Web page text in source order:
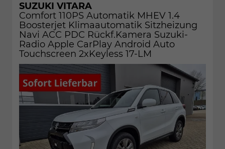
SUZUKI VITARA
Comfort 110PS Automatik MHEV 1.4
Boosterjet Klimaautomatik Sitzheizung
Navi ACC PDC Rückf.Kamera Suzuki-
Radio Apple CarPlay Android Auto
Touchscreen 2xKeyless 17-LM